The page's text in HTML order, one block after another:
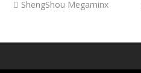
ShengShou Megaminx